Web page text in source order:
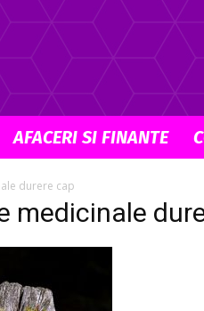
AFACERI SI FINANTE
durere cap
medicinale